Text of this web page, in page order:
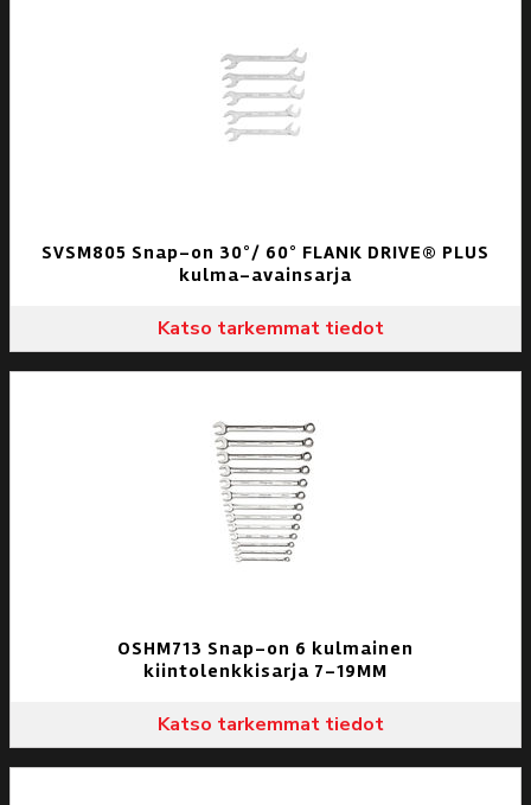
SVSM805 Snap-on 30°/ 60° FLANK DRIVE® PLUS
kulma-avainsarja
Katso tarkemmat tiedot
OSHM713 Snap-on 6 kulmainen
kiintolenkkisarja 7-19MM
Katso tarkemmat tiedot